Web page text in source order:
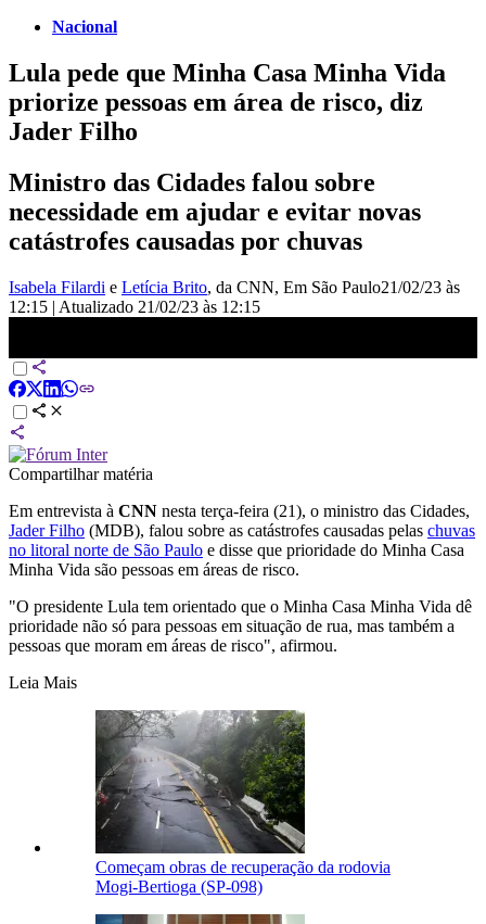
Nacional
Lula pede que Minha Casa Minha Vida
priorize pessoas em área de risco, diz
Jader Filho
Ministro das Cidades falou sobre
necessidade em ajudar e evitar novas
catástrofes causadas por chuvas
Isabela Filardi e Letícia Brito, da CNN, Em São Paulo21/02/23 às
12:15 | Atualizado 21/02/23 às 12:15
Compartilhar matéria
Em entrevista à CNN nesta terça-feira (21), o ministro das Cidades,
Jader Filho (MDB), falou sobre as catástrofes causadas pelas chuvas
no litoral norte de São Paulo e disse que prioridade do Minha Casa
Minha Vida são pessoas em áreas de risco.
"O presidente Lula tem orientado que o Minha Casa Minha Vida dê
prioridade não só para pessoas em situação de rua, mas também a
pessoas que moram em áreas de risco", afirmou.
Leia Mais
Começam obras de recuperação da rodovia
Mogi-Bertioga (SP-098)